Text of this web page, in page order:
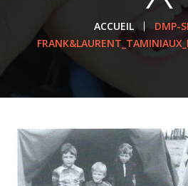
ACCUEIL
DMP-